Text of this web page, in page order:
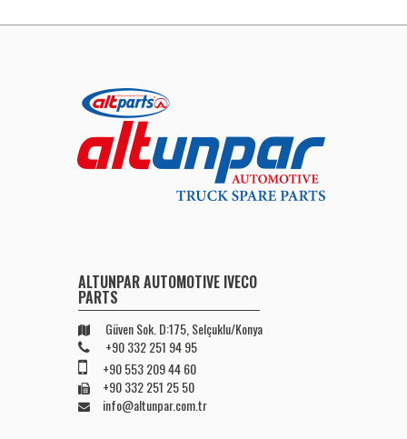
ALTUNPAR AUTOMOTIVE IVECO
PARTS
Güven Sok. D:175, Selçuklu/Konya
+90 332 251 94 95
+90 553 209 44 60
+90 332 251 25 50
info@altunpar.com.tr